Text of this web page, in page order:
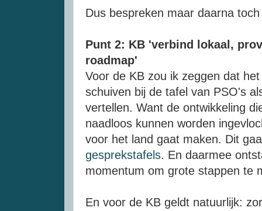
Dus bespreken maar daarna
Punt 2: KB 'verbind lokaal,
roadmap'
Voor de KB zou ik zeggen dat
schuiven bij de tafel van PSO's
vertellen. Want de ontwikkeling
naadloos kunnen worden
voor het land gaat maken. Dit
gesprekstafels. En daarmee
momentum om grote stappen te
En voor de KB geldt natuurlijk: